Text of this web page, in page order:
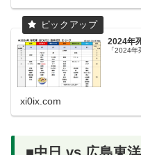
2024年
「2024
xi0ix.com